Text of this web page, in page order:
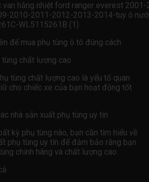
van hằng nhiệt ford ranger everest
2010-2011-2012-2013-2014-tuy ô
WL5115261B (1)
để mua phụ tùng ô tô đúng cách
tùng chất lượng cao
tùng chất lượng cao là yếu tố quan
cho chiếc xe của bạn hoạt động tốt
nhà sản xuất phụ tùng uy tín
kỳ phụ tùng nào, bạn cần tìm hiểu về
phụ tùng uy tín để đảm bảo rằng bạn
chính hãng và chất lượng cao.